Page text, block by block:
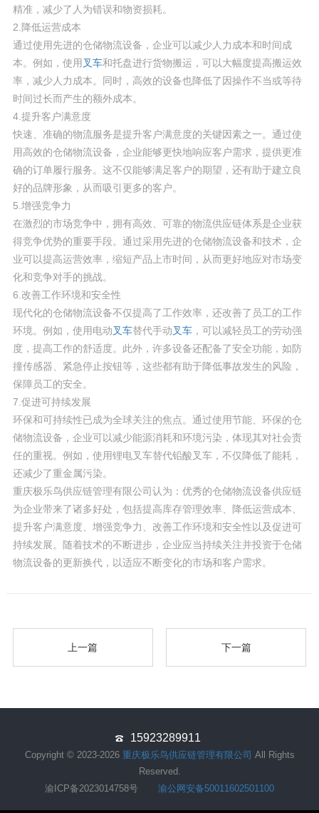
精准，减少了人为错误和物资损耗。
2.降低运营成本
通过使用先进的仓储物流设备，企业可以减少人力成本和时间成
本。例如，使用叉车和托盘进行货物搬运，可以大幅度提高搬运效
率，减少人力成本。同时，高效的设备也降低了因操作不当或等待
时间过长而产生的额外成本。
4.提升客户满意度
快速、准确的物流服务是提升客户满意度的关键因素之一。通过使
用高效的仓储物流设备，企业能够更快地响应客户需求，提供更准
确的订单履行服务。这不仅能够满足客户的期望，还有助于建立良
好的品牌形象，从而吸引更多的客户。
5.增强竞争力
在激烈的市场竞争中，拥有高效、可靠的物流供应链体系是企业获
得竞争优势的重要手段。通过采用先进的仓储物流设备和技术，企
业可以提高运营效率，缩短产品上市时间，从而更好地应对市场变
化和竞争对手的挑战。
6.改善工作环境和安全性
现代化的仓储物流设备不仅提高了工作效率，还改善了员工的工作
环境。例如，使用电动叉车替代手动叉车，可以减轻员工的劳动强
度，提高工作的舒适度。此外，许多设备还配备了安全功能，如防
撞传感器、紧急停止按钮等，这些都有助于降低事故发生的风险，
保障员工的安全。
7.促进可持续发展
环保和可持续性已成为全球关注的焦点。通过使用节能、环保的仓
储物流设备，企业可以减少能源消耗和环境污染，体现其对社会责
任的重视。例如，使用锂电叉车替代铅酸叉车，不仅降低了能耗，
还减少了重金属污染。
重庆极乐鸟供应链管理有限公司认为：优秀的仓储物流设备供应链
为企业带来了诸多好处，包括提高库存管理效率、降低运营成本、
提升客户满意度、增强竞争力、改善工作环境和安全性以及促进可
持续发展。随着技术的不断进步，企业应当持续关注并投资于仓储
物流设备的更新换代，以适应不断变化的市场和客户需求。
上一篇 下一篇
15923289911
Copyright © 2023-2026 重庆极乐鸟供应链管理有限公司 All Rights
Reserved.
渝ICP备2023014758号
渝公网安备50011602501100